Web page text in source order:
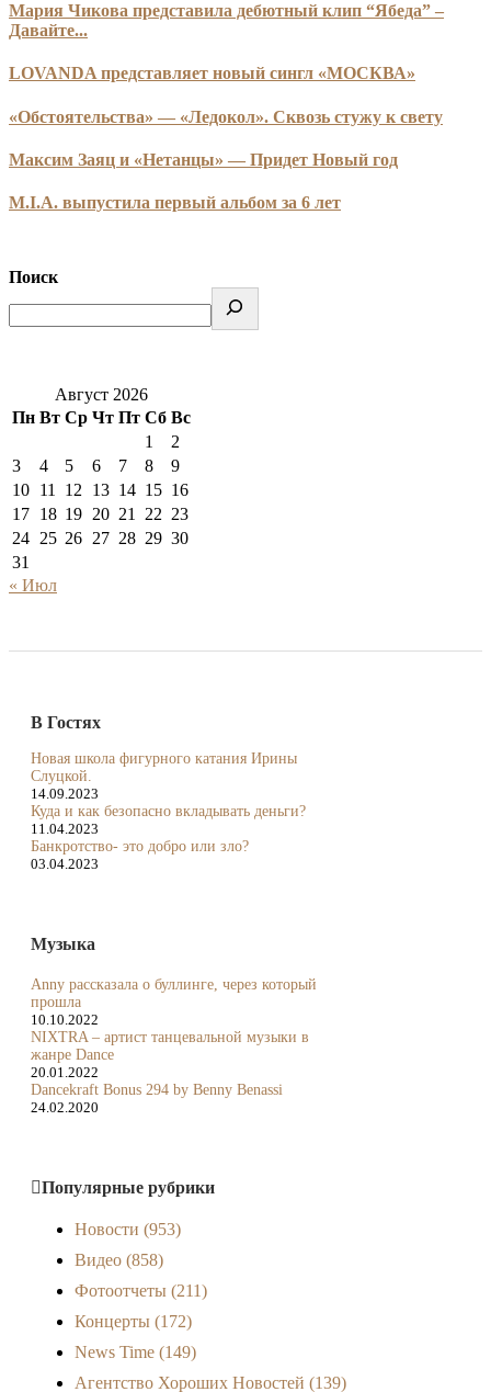
Мария Чикова представила дебютный клип “Ябеда” –
Давайте...
LOVANDA представляет новый сингл «МОСКВА»
«Обстоятельства» — «Ледокол». Сквозь стужу к свету
Максим Заяц и «Нетанцы» — Придет Новый год
M.I.A. выпустила первый альбом за 6 лет
Поиск
Август 2026
Пн Вт Ср Чт Пт Сб Вс
1
2
3
4 5 6 7 8
9
10 11 12 13 14 15 16
17 18 19 20 21 22 23
24 25 26 27 28 29 30
31
« Июл
В Гостях
Новая школа фигурного катания Ирины
Слуцкой.
14.09.2023
Куда и как безопасно вкладывать деньги?
11.04.2023
Банкротство- это добро или зло?
03.04.2023
Музыка
Anny рассказала о буллинге, через который
прошла
10.10.2022
NIXTRA – артист танцевальной музыки в
жанре Dance
20.01.2022
Dancekraft Bonus 294 by Benny Benassi
24.02.2020
Популярные рубрики
Новости (953)
Видео (858)
Фотоотчеты (211)
Концерты (172)
News Time (149)
Агентство Хороших Новостей (139)